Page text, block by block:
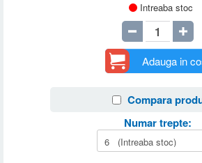
Intreaba stoc
Adauga in
Compara
Numar trepte: